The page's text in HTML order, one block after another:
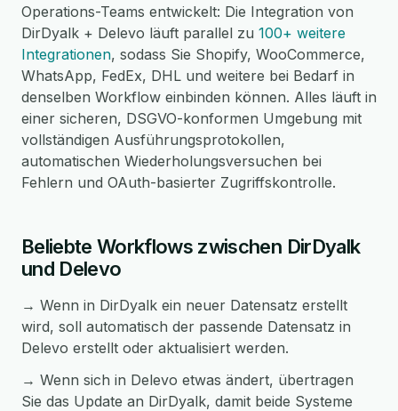
Operations-Teams entwickelt: Die Integration von
DirDyalk + Delevo läuft parallel zu 100+ weitere
Integrationen, sodass Sie Shopify, WooCommerce,
WhatsApp, FedEx, DHL und weitere bei Bedarf in
denselben Workflow einbinden können. Alles läuft in
einer sicheren, DSGVO-konformen Umgebung mit
vollständigen Ausführungsprotokollen,
automatischen Wiederholungsversuchen bei
Fehlern und OAuth-basierter Zugriffskontrolle.
Beliebte Workflows zwischen DirDyalk
und Delevo
→ Wenn in DirDyalk ein neuer Datensatz erstellt
wird, soll automatisch der passende Datensatz in
Delevo erstellt oder aktualisiert werden.
→ Wenn sich in Delevo etwas ändert, übertragen
Sie das Update an DirDyalk, damit beide Systeme